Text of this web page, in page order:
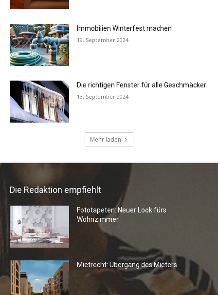
Die Redaktion empfiehlt
Fototapeten: Neuer Look fürs
Wohnzimmer
Mietrecht: Übergang des Mieters